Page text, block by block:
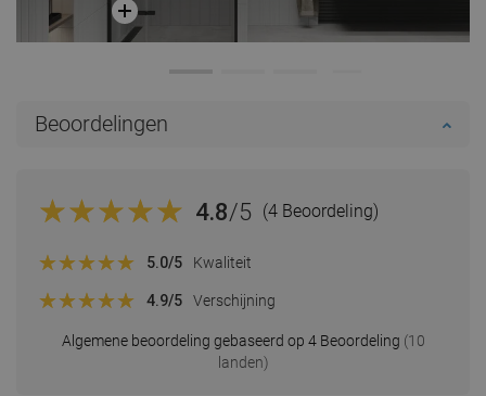
Beoordelingen
4.8/5 (4 Beoordeling)
Algemene beoordeling gebaseerd op 4 Beoordeling (10
landen)
5.0/5 Kwaliteit
4.9/5 Verschijning